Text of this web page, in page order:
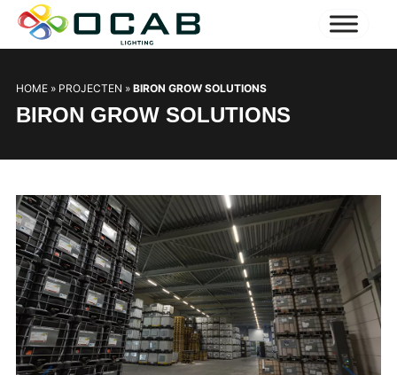
HOME» PROJECTEN » BIRON GROW SOLUTIONS
BIRON GROW SOLUTIONS